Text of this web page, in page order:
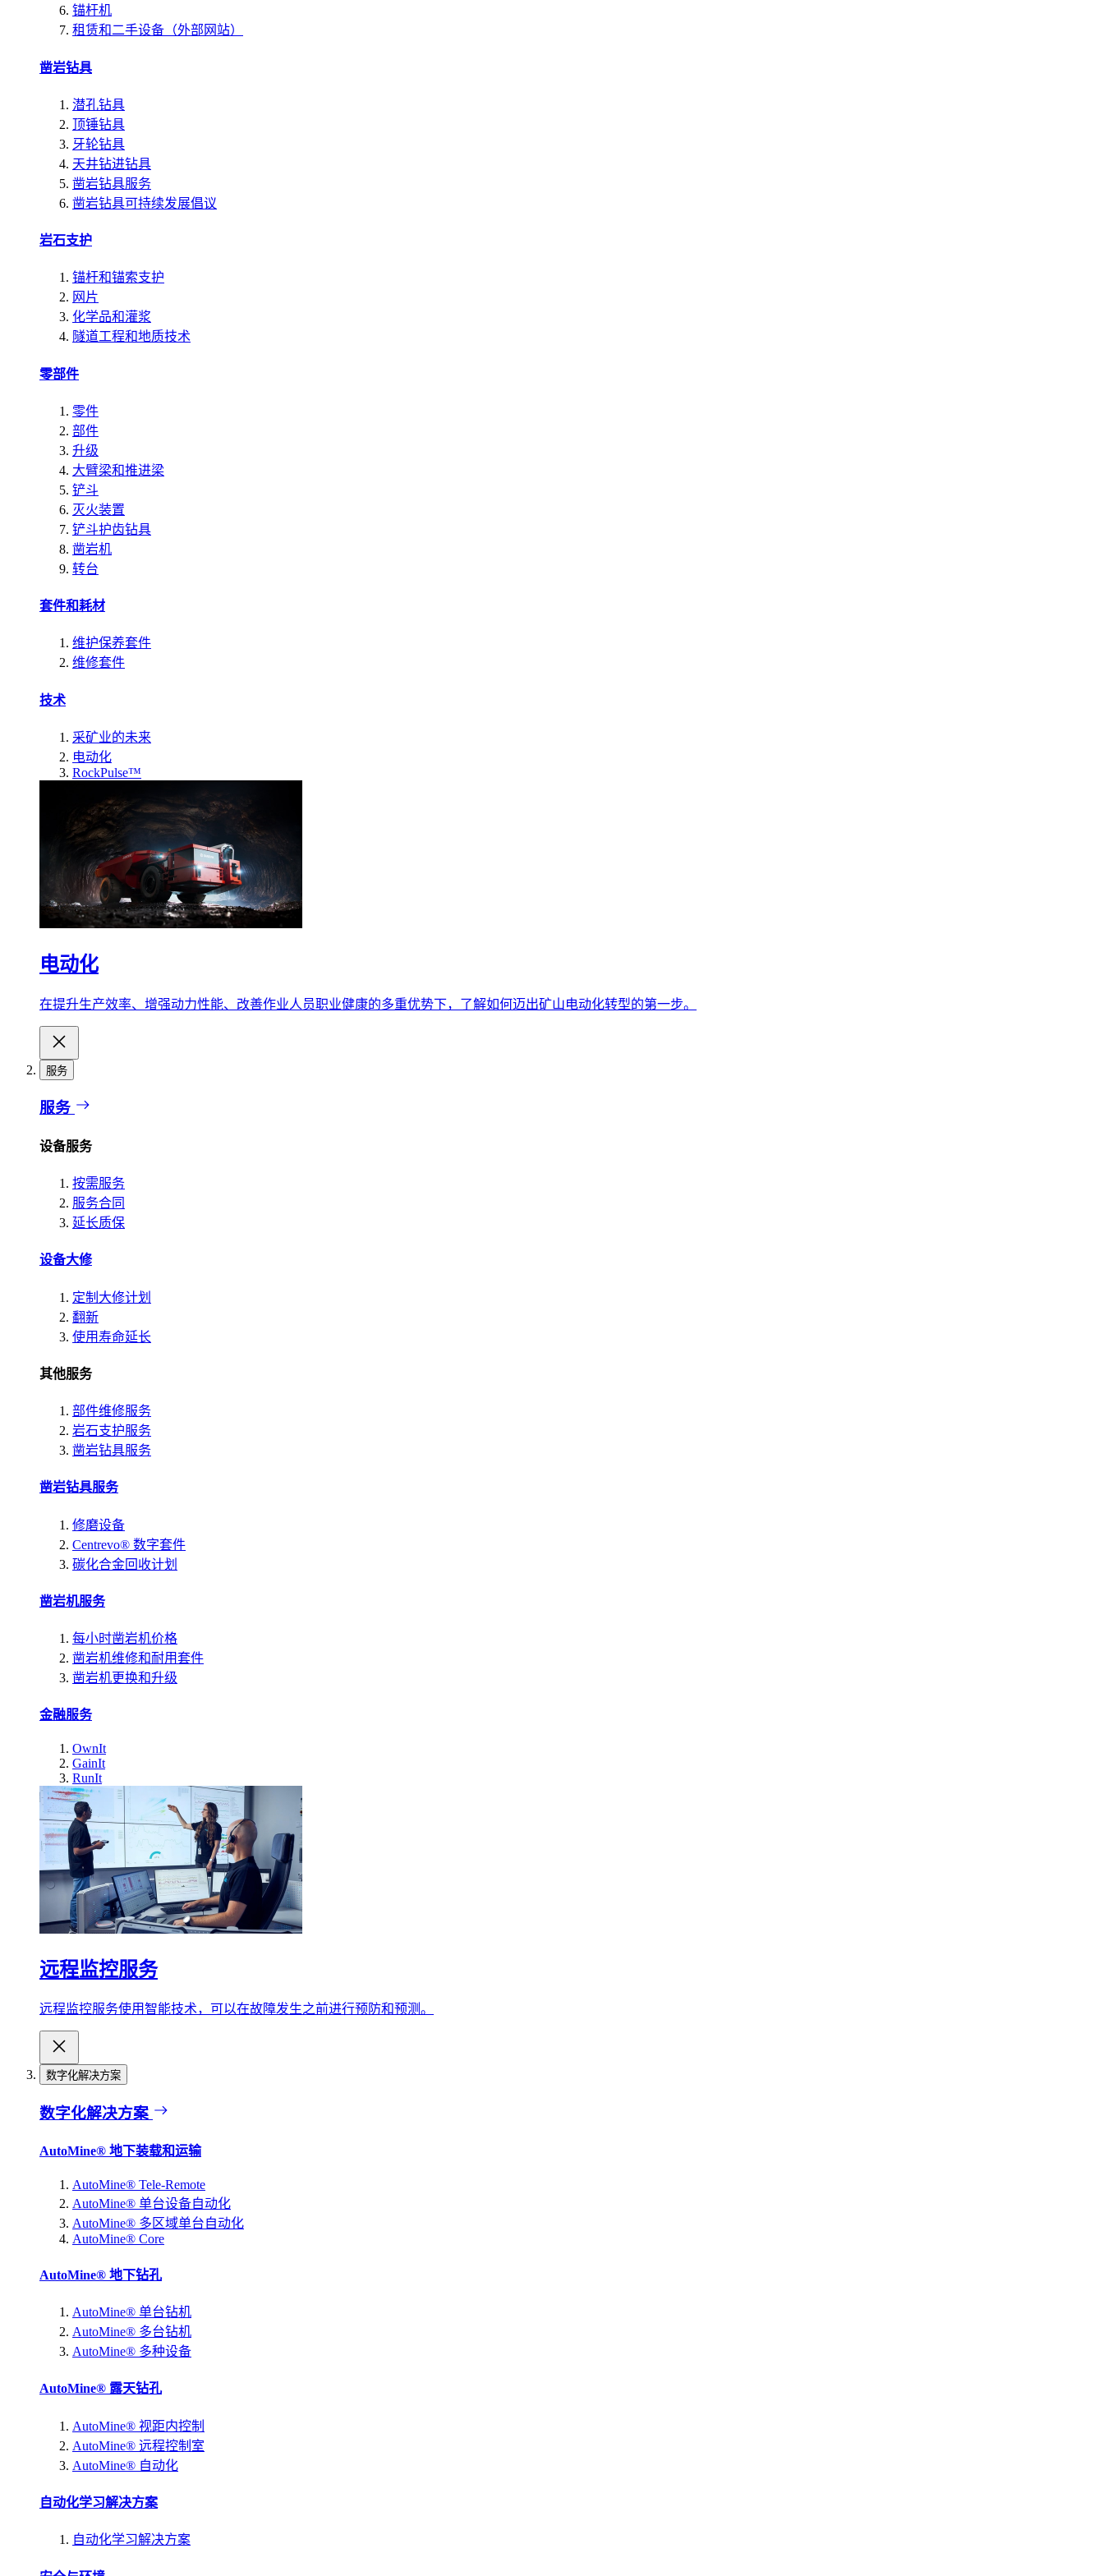
锚杆机
租赁和二手设备（外部网站）
凿岩钻具
潜孔钻具
顶锤钻具
牙轮钻具
天井钻进钻具
凿岩钻具服务
凿岩钻具可持续发展倡议
岩石支护
锚杆和锚索支护
网片
化学品和灌浆
隧道工程和地质技术
零部件
零件
部件
升级
大臂梁和推进梁
铲斗
灭火装置
铲斗护齿钻具
凿岩机
转台
套件和耗材
维护保养套件
维修套件
技术
采矿业的未来
电动化
RockPulse™
电动化
在提升生产效率、增强动力性能、改善作业人员职业健康的多重优势下，了解如何迈出矿山电动化转型的第一步。
服务
服务
设备服务
按需服务
服务合同
延长质保
设备大修
定制大修计划
翻新
使用寿命延长
其他服务
部件维修服务
岩石支护服务
凿岩钻具服务
凿岩钻具服务
修磨设备
Centrevo® 数字套件
碳化合金回收计划
凿岩机服务
每小时凿岩机价格
凿岩机维修和耐用套件
凿岩机更换和升级
金融服务
OwnIt
GainIt
RunIt
远程监控服务
远程监控服务使用智能技术，可以在故障发生之前进行预防和预测。
数字化解决方案
数字化解决方案
AutoMine® 地下装载和运输
AutoMine® Tele-Remote
AutoMine® 单台设备自动化
AutoMine® 多区域单台自动化
AutoMine® Core
AutoMine® 地下钻孔
AutoMine® 单台钻机
AutoMine® 多台钻机
AutoMine® 多种设备
AutoMine® 露天钻孔
AutoMine® 视距内控制
AutoMine® 远程控制室
AutoMine® 自动化
自动化学习解决方案
自动化学习解决方案